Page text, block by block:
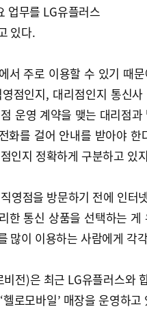
업무를 LG유플러스
있다.
서 주로 이용할 수 있기 때
점인지, 대리점인지 통신
운영 계약을 맺는 대리점
화를 걸어 안내를 받아야
인지 정확하게 구분하고 있
영점을 방문하기 전에 인터
한 통신 상품을 선택하는
많이 이용하는 사람에게 각
전)은 최근 LG유플러스와
로모바일’ 매장을 운영하